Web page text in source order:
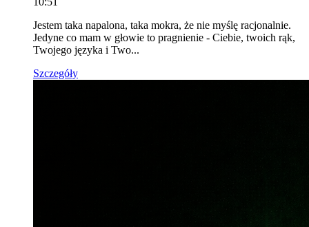
Jestem taka napalona, taka mokra, że nie myślę racjonalnie.
Jedyne co mam w głowie to pragnienie - Ciebie, twoich rąk,
Twojego języka i Two...
Szczegóły